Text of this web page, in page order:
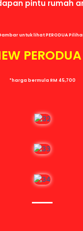
pintu rumah
untuk lihat PERODUA
*harga bermula RM 45,700